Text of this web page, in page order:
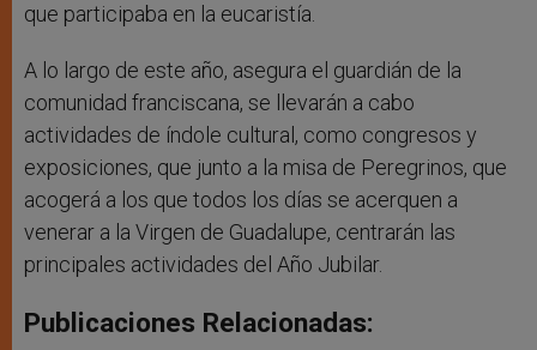
que participaba en la eucaristía.
A lo largo de este año, asegura el guardián de la
comunidad franciscana, se llevarán a cabo
actividades de índole cultural, como congresos y
exposiciones, que junto a la misa de Peregrinos, que
acogerá a los que todos los días se acerquen a
venerar a la Virgen de Guadalupe, centrarán las
principales actividades del Año Jubilar.
Publicaciones Relacionadas: